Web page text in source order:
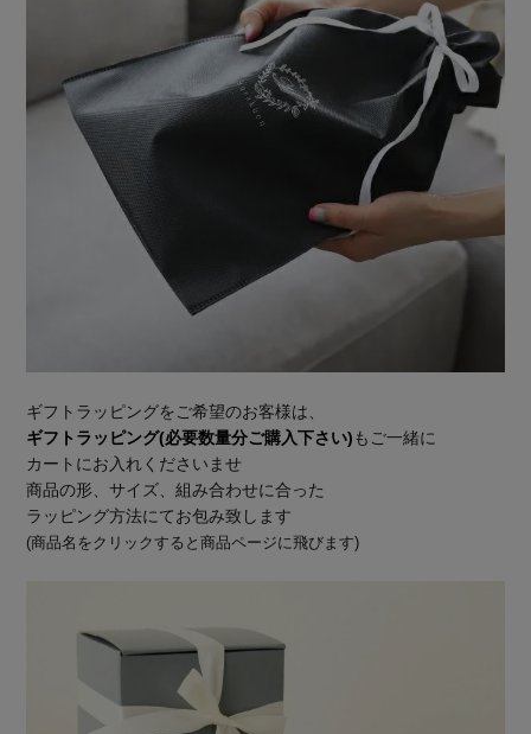
ギフトラッピングをご希望のお客様は、
ギフトラッピング(必要数量分ご購入下さい)もご一緒に
カートにお入れくださいませ
商品の形、サイズ、組み合わせに合った
ラッピング方法にてお包み致します
(商品名をクリックすると商品ページに飛びます)